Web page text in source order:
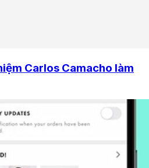
Carlos Camacho làm